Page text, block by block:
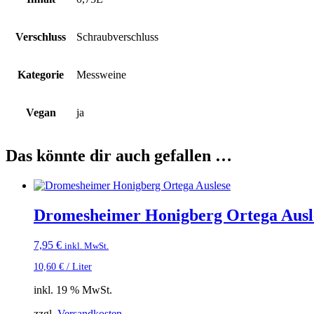
Verschluss Schraubverschluss
Kategorie Messweine
Vegan ja
Das könnte dir auch gefallen …
Dromesheimer Honigberg Ortega
7,95 € inkl. MwSt.
10,60 € / Liter
inkl. 19 % MwSt.